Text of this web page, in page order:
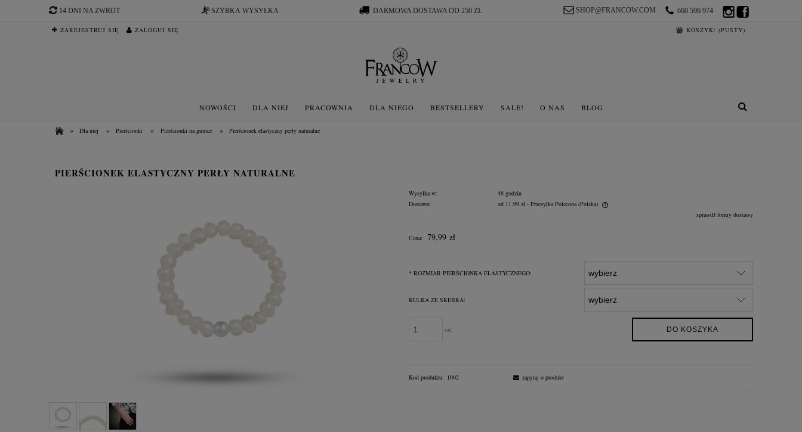
14 DNI NA ZWROT SZYBKA WYSYŁKA DARMOWA DOSTAWA OD 250 ZŁ 660 596 974
SHOP@FRANCOW.COM
ZAREJESTRUJ SIĘ ZALOGUJ SIĘ KOSZYK: (PUSTY)
NOWOŚCI DLA NIEJ PRACOWNIA DLA NIEGO BESTSELLERY SALE! O NAS BLOG
» Dla niej » Pierścionki » Pierścionki na gumce » Pierścionek elastyczny perły naturalne
PIERŚCIONEK ELASTYCZNY PERŁY NATURALNE
Wysyłka w:
48 godzin
Dostawa:
od 11,99 zł - Przesyłka Polecona (Polska)
płatności
sprawdź formy dostawy
Cena: 79,99 zł
* ROZMIAR PIERŚCIONKA ELASTYCZNEGO:
KULKA ZE SREBRA:
szt. DO KOSZYKA
Kod produktu: 1002 zapytaj o produkt